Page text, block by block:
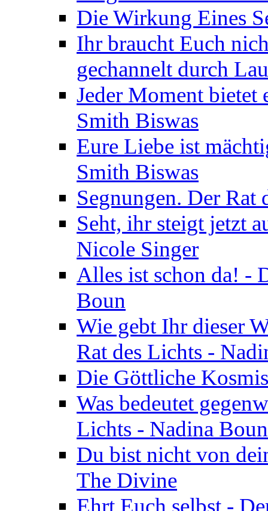
Die Wirkung Eines
Ihr braucht Euch
gechannelt durch
Jeder Moment bietet
Smith Biswas
Eure Liebe ist
Smith Biswas
Segnungen. Der
Seht, ihr steigt jetzt
Nicole Singer
Alles ist schon da! -
Boun
Wie gebt Ihr dieser
Rat des Lichts -
Die Göttliche
Was bedeutet
Lichts - Nadina Boun
Du bist nicht von
The Divine
Ehrt Euch selbst -